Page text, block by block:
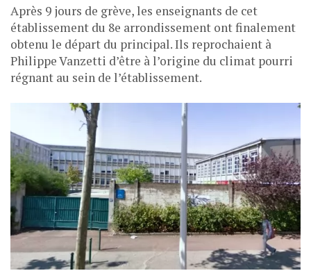
Après 9 jours de grève, les enseignants de cet
établissement du 8e arrondissement ont finalement
obtenu le départ du principal. Ils reprochaient à
Philippe Vanzetti d’être à l’origine du climat pourri
régnant au sein de l’établissement.